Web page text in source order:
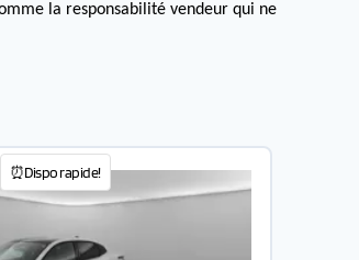
la responsabilité vendeur qui ne
⏰Dispo rapide!